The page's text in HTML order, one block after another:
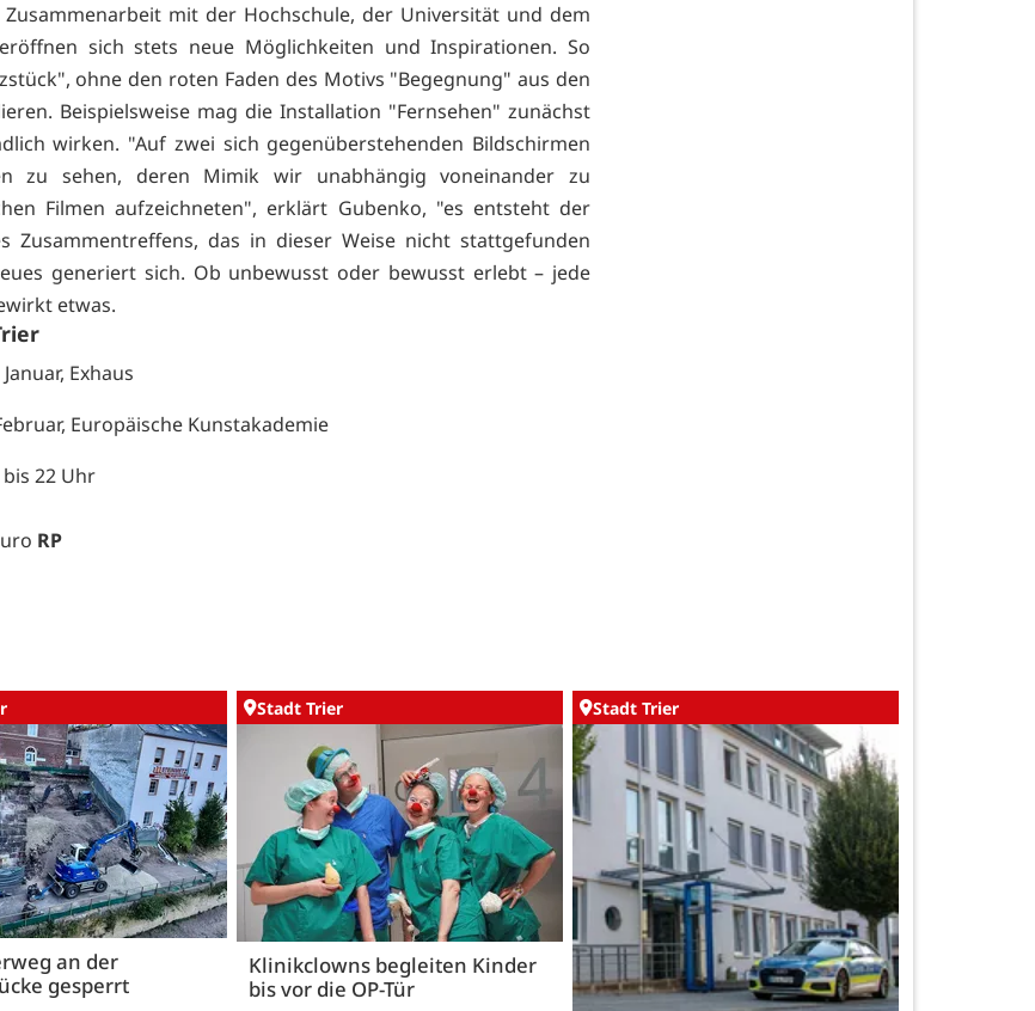
mit der Hochschule, der Universität und dem
sich stets neue Möglichkeiten und Inspirationen. So
ohne den roten Faden des Motivs "Begegnung" aus den
Beispielsweise mag die Installation "Fernsehen" zunächst
wirken. "Auf zwei sich gegenüberstehenden Bildschirmen
zu sehen, deren Mimik wir unabhängig voneinander zu
Filmen aufzeichneten", erklärt Gubenko, "es entsteht der
Zusammentreffens, das in dieser Weise nicht stattgefunden
generiert sich. Ob unbewusst oder bewusst erlebt – jede
etwas.
Exhaus
Europäische Kunstakademie
bis 22 Uhr
RP
an der
gesperrt
Stadt Trier
Klinikclowns begleiten Kinder
bis vor die OP-Tür
Stadt Trier